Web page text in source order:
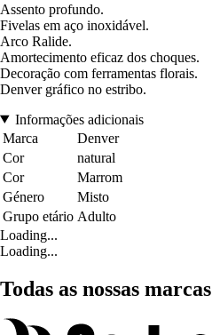
Assento profundo.
Fivelas em aço inoxidável.
Arco Ralide.
Amortecimento eficaz dos choques.
Decoração com ferramentas florais.
Denver gráfico no estribo.
Informações adicionais
Marca
Denver
Cor
natural
Cor
Marrom
Género
Misto
Grupo etário Adulto
Loading...
Loading...
Todas as nossas marcas